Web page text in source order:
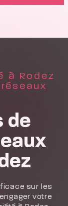
à Rodez
de
sur les
votre